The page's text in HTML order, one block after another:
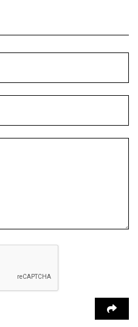
подкрепа
дрон
Летница
присъда
Дагестан